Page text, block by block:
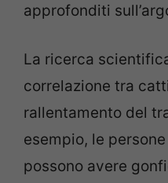
approfonditi
La ricerca
correlazione tra
rallentamento del
esempio, le
possono avere